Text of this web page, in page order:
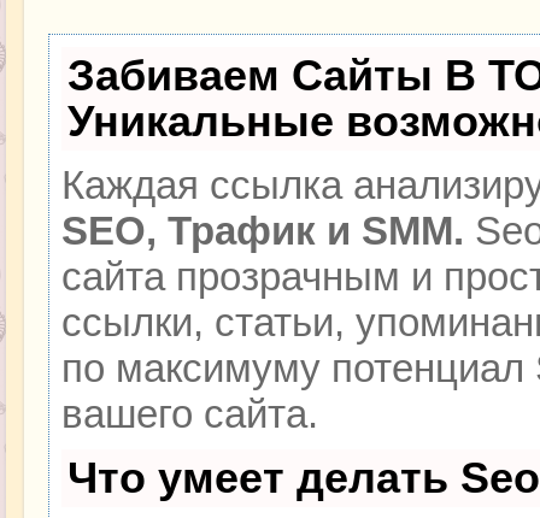
Забиваем Сайты В
Уникальные
Каждая ссылка
SEO, Трафик и SMM.
сайта прозрачным и
ссылки, статьи,
по максимуму
вашего сайта.
Что умеет делать